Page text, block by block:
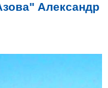
Александр